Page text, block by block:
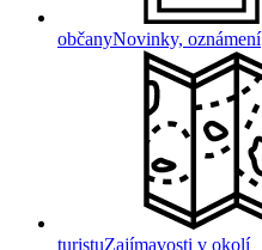
občanyNovinky, oznámení
turistuZajímavosti v okolí